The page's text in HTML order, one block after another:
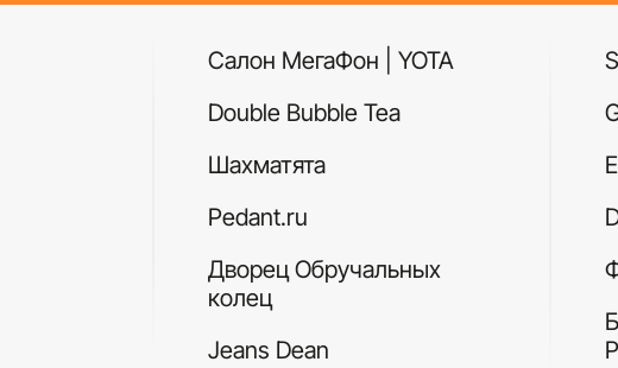
Салон МегаФон | YOTA
Double Bubble Tea
Шахматята
Pedant.ru
Дворец Обручальных
колец
Jeans Dean